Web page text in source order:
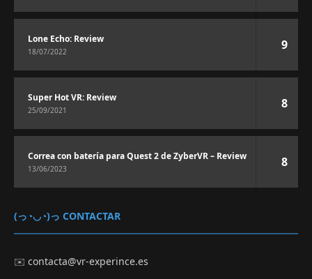
Lone Echo: Review
18/07/2022 9
Super Hot VR: Review
25/09/2021 8
Correa con batería para Quest 2 de ZyberVR – Review
13/06/2023 8
(っ◔◡◔)っ CONTACTAR
✉️contacta@vr-experince.es